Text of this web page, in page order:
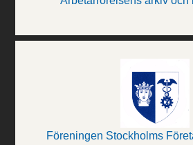
Föreningen Stockholms